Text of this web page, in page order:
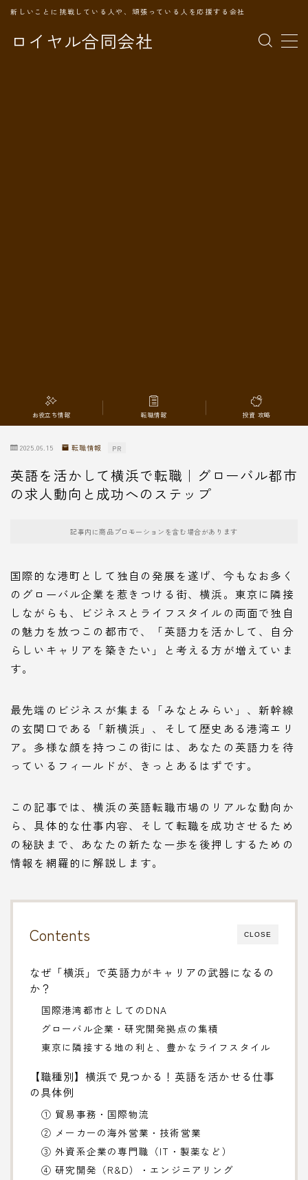
ロイヤル合同会社
新しいことに挑戦している人や、頑張っている人を応援する会社
MENU
お役立ち情報 転職情報 投資 攻略
2025.06.15 転職情報 PR
英語を活かして横浜で転職｜グローバル都市
の求人動向と成功へのステップ
記事内に商品プロモーションを含む場合があります
国際的な港町として独自の発展を遂げ、今もなお多く
のグローバル企業を惹きつける街、横浜。東京に隣接
しながらも、ビジネスとライフスタイルの両面で独自
の魅力を放つこの都市で、「英語力を活かして、自分
らしいキャリアを築きたい」と考える方が増えていま
す。
最先端のビジネスが集まる「みなとみらい」、新幹線
の玄関口である「新横浜」、そして歴史ある港湾エリ
ア。多様な顔を持つこの街には、あなたの英語力を待
っているフィールドが、きっとあるはずです。
この記事では、横浜の英語転職市場のリアルな動向か
ら、具体的な仕事内容、そして転職を成功させるため
の秘訣まで、あなたの新たな一歩を後押しするための
情報を網羅的に解説します。
CLOSE
Contents
なぜ「横浜」で英語力がキャリアの武器になるの
か？
国際港湾都市としてのDNA
グローバル企業・研究開発拠点の集積
東京に隣接する地の利と、豊かなライフスタイル
【職種別】横浜で見つかる！英語を活かせる仕事
の具体例
① 貿易事務・国際物流
② メーカーの海外営業・技術営業
③ 外資系企業の専門職（IT・製薬など）
④ 研究開発（R&D）・エンジニアリング